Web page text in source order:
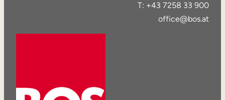
T: +43 7258 33 900
office@bos.at